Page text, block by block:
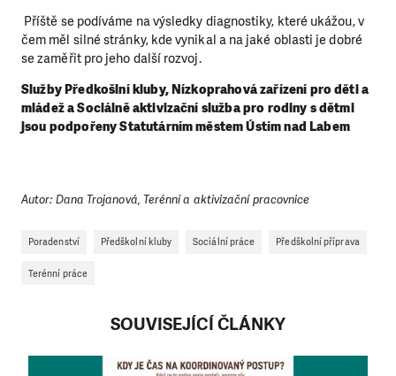
Příště se podíváme na výsledky diagnostiky, které ukážou, v
čem měl silné stránky, kde vynikal a na jaké oblasti je dobré
se zaměřit pro jeho další rozvoj.
Služby Předkošlní kluby, Nízkoprahová zařízení pro děti a
mládež a Sociálně aktivizační služba pro rodiny s dětmi
jsou podpořeny Statutárním městem Ústím nad Labem
Autor: Dana Trojanová, Terénní a aktivizační pracovnice
Poradenství Předškolní kluby Sociální práce Předškolní příprava
Terénní práce
SOUVISEJÍCÍ ČLÁNKY